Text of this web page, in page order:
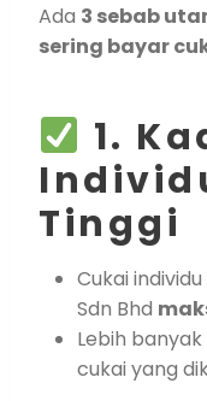
Ada 3 sebab
sering bayar
1.
Tinggi
Cukai individu
Sdn Bhd
Lebih
cukai yang